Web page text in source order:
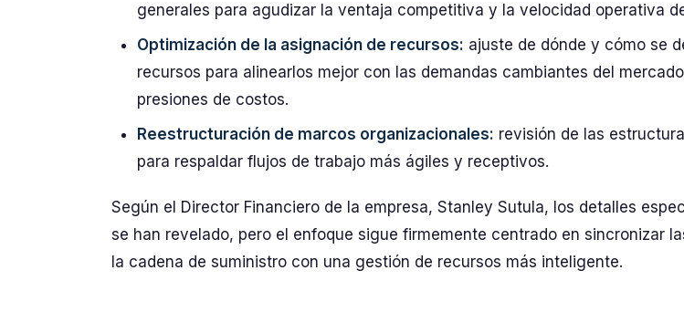
generales para agudizar la ventaja competitiva y la velocidad operativa
Optimización de la asignación de recursos: ajuste de dónde y cómo se
recursos para alinearlos mejor con las demandas cambiantes del
presiones de costos.
Reestructuración de marcos organizacionales: revisión de las
para respaldar flujos de trabajo más ágiles y receptivos.
Según el Director Financiero de la empresa, Stanley Sutula, los detalles
se han revelado, pero el enfoque sigue firmemente centrado en sincronizar
la cadena de suministro con una gestión de recursos más inteligente.